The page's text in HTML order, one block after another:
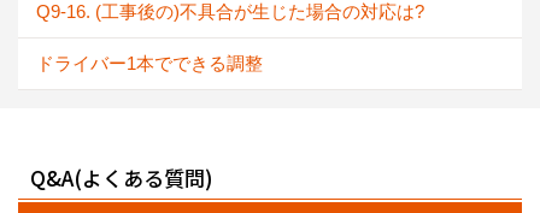
Q9-16. (工事後の)不具合が生じた場合の対応は?
ドライバー1本でできる調整
Q&A(よくある質問)